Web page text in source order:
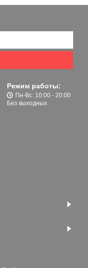
Режим работы:
Пн-Вс: 10:00 - 20:00
Без выходных